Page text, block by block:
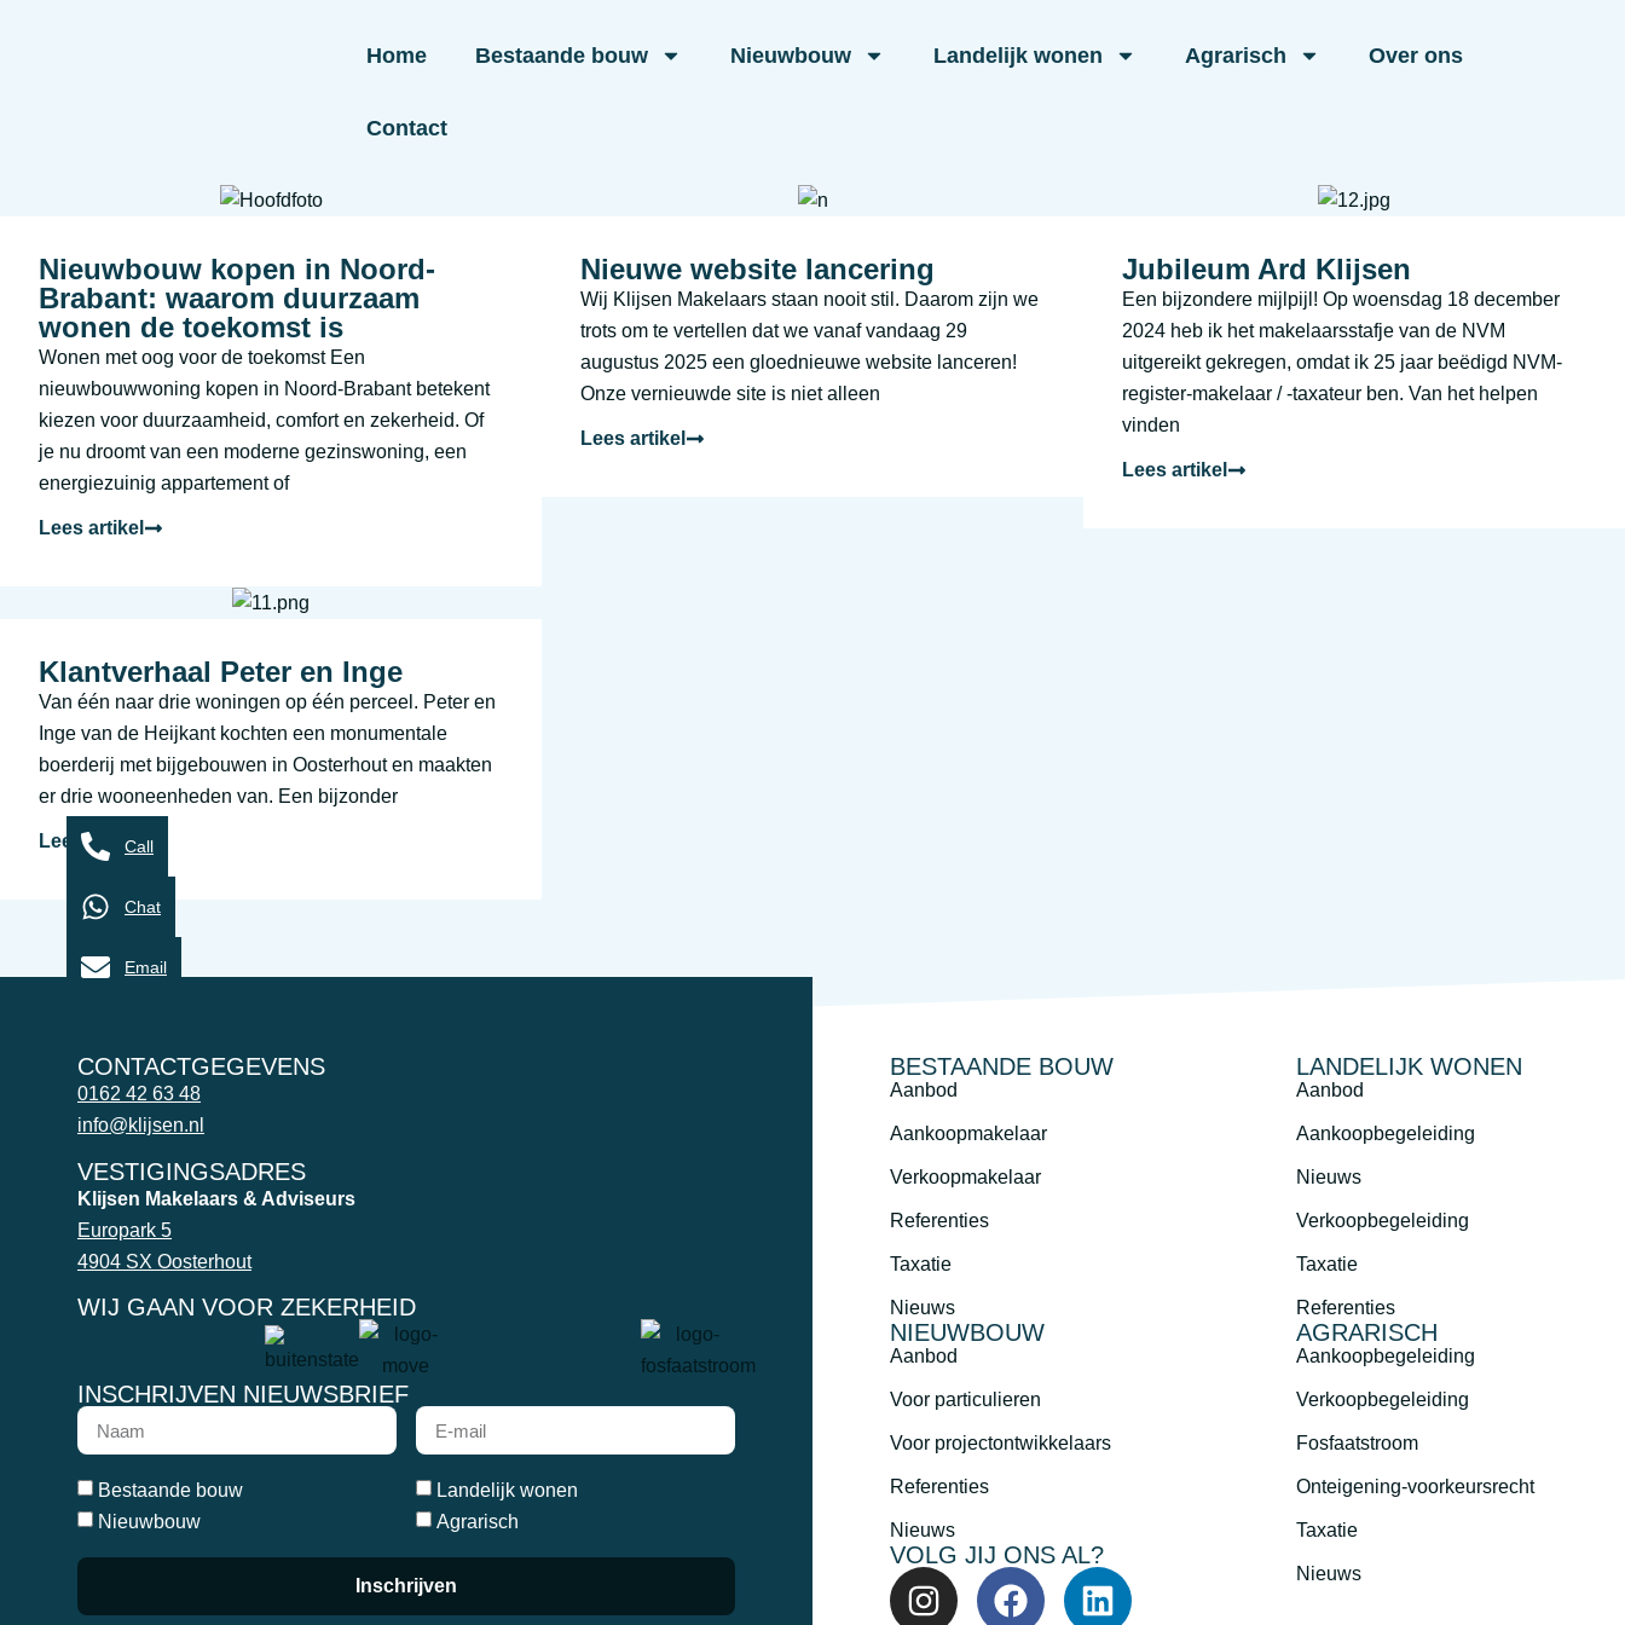
Home Bestaande bouw Nieuwbouw Landelijk wonen Agrarisch Over ons
Contact
Nieuwbouw kopen in Noord-
Brabant: waarom duurzaam
wonen de toekomst is
Wonen met oog voor de toekomst Een
nieuwbouwwoning kopen in Noord-Brabant betekent
kiezen voor duurzaamheid, comfort en zekerheid. Of
je nu droomt van een moderne gezinswoning, een
energiezuinig appartement of
Lees artikel
Nieuwe website lancering
Wij Klijsen Makelaars staan nooit stil. Daarom zijn we
trots om te vertellen dat we vanaf vandaag 29
augustus 2025 een gloednieuwe website lanceren!
Onze vernieuwde site is niet alleen
Lees artikel
Jubileum Ard Klijsen
Een bijzondere mijlpijl! Op woensdag 18 december
2024 heb ik het makelaarsstafje van de NVM
uitgereikt gekregen, omdat ik 25 jaar beëdigd NVM-
register-makelaar / -taxateur ben. Van het helpen
vinden
Lees artikel
Klantverhaal Peter en Inge
Van één naar drie woningen op één perceel. Peter en
Inge van de Heijkant kochten een monumentale
boerderij met bijgebouwen in Oosterhout en maakten
er drie wooneenheden van. Een bijzonder
Lees artikel
CONTACTGEGEVENS
0162 42 63 48
info@klijsen.nl
VESTIGINGSADRES
Klijsen Makelaars & Adviseurs
Europark 5
4904 SX Oosterhout
WIJ GAAN VOOR ZEKERHEID
INSCHRIJVEN NIEUWSBRIEF
Bestaande bouw
Nieuwbouw
Landelijk wonen
Agrarisch
Inschrijven
BESTAANDE BOUW
Aanbod
Aankoopmakelaar
Verkoopmakelaar
Referenties
Taxatie
Nieuws
NIEUWBOUW
Aanbod
Voor particulieren
Voor projectontwikkelaars
Referenties
Nieuws
VOLG JIJ ONS AL?
LANDELIJK WONEN
Aanbod
Aankoopbegeleiding
Nieuws
Verkoopbegeleiding
Taxatie
Referenties
AGRARISCH
Aankoopbegeleiding
Verkoopbegeleiding
Fosfaatstroom
Onteigening-voorkeursrecht
Taxatie
Nieuws
Call
Chat
Email